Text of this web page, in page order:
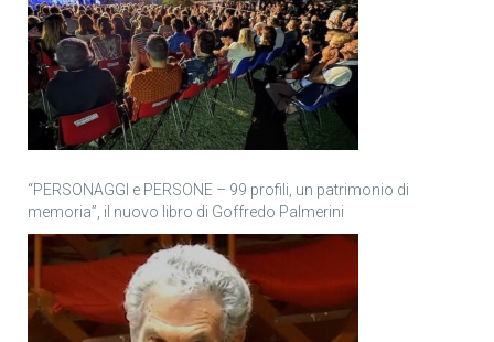
“PERSONAGGI e PERSONE – 99 profili, un patrimonio di
memoria”, il nuovo libro di Goffredo Palmerini